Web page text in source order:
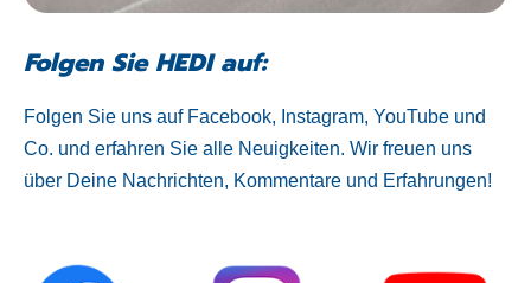
Folgen Sie HEDI auf:
Folgen Sie uns auf Facebook, Instagram, YouTube und
Co. und erfahren Sie alle Neuigkeiten. Wir freuen uns
über Deine Nachrichten, Kommentare und Erfahrungen!